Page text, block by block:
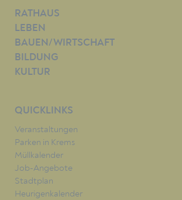
RATHAUS
LEBEN
BAUEN/WIRTSCHAFT
BILDUNG
KULTUR
QUICKLINKS
Veranstaltungen
Parken in Krems
Müllkalender
Job-Angebote
Stadtplan
Heurigenkalender